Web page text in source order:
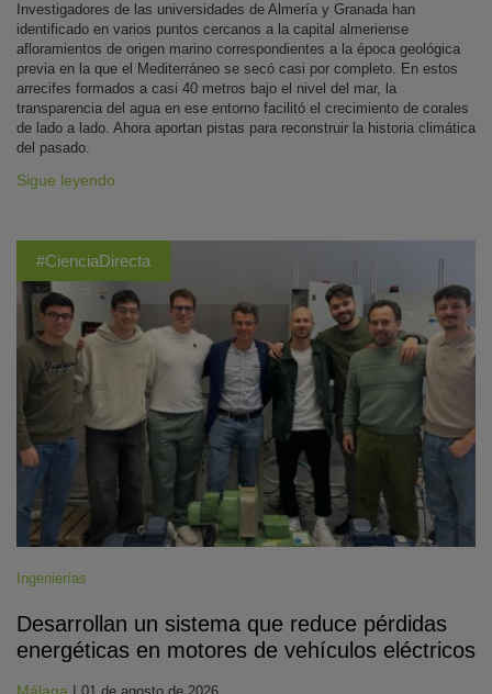
Investigadores de las universidades de Almería y Granada han
identificado en varios puntos cercanos a la capital almeriense
afloramientos de origen marino correspondientes a la época geológica
previa en la que el Mediterráneo se secó casi por completo. En estos
arrecifes formados a casi 40 metros bajo el nivel del mar, la
transparencia del agua en ese entorno facilitó el crecimiento de corales
de lado a lado. Ahora aportan pistas para reconstruir la historia climática
del pasado.
Sigue leyendo
#CienciaDirecta
Ingenierías
Desarrollan un sistema que reduce pérdidas
energéticas en motores de vehículos eléctricos